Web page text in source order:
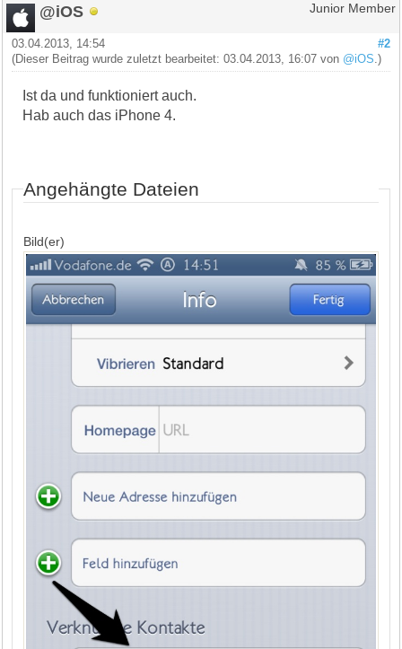
@iOS Junior Member
#2
03.04.2013, 14:54
(Dieser Beitrag wurde zuletzt bearbeitet: 03.04.2013, 16:07 von @iOS .)
Ist da und funktioniert auch.
Hab auch das iPhone 4.
Angehängte Dateien
Bild(er)